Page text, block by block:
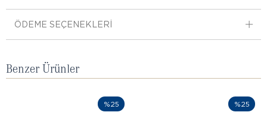
ÖDEME SEÇENEKLERI
Benzer Ürünler
%25 %25